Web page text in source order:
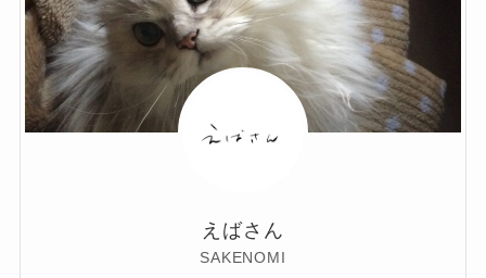
えばさん
SAKENOMI